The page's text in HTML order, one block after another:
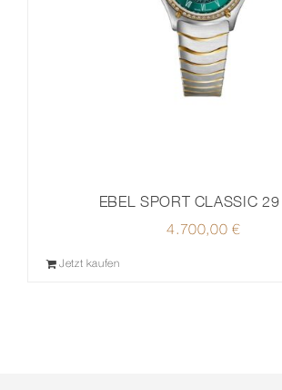
EBEL SPORT CLASSIC
4.700,00€
Jetzt kaufen